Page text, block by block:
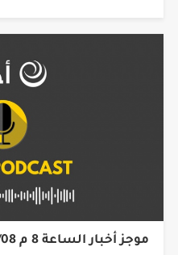
موجز أخبار الساعة 8 م 2026/08/08